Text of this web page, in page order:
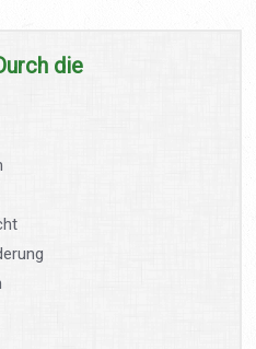
die